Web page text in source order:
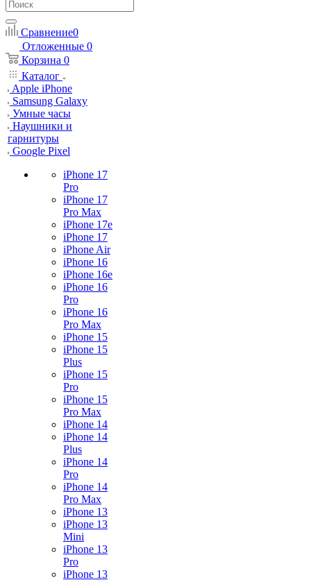
Сравнение0
Отложенные 0
Корзина 0
Каталог
Apple iPhone
Samsung Galaxy
Умные часы
Наушники и
гарнитуры
Google Pixel
iPhone 17
Pro
iPhone 17
Pro Max
iPhone 17e
iPhone 17
iPhone Air
iPhone 16
iPhone 16e
iPhone 16
Pro
iPhone 16
Pro Max
iPhone 15
iPhone 15
Plus
iPhone 15
Pro
iPhone 15
Pro Max
iPhone 14
iPhone 14
Plus
iPhone 14
Pro
iPhone 14
Pro Max
iPhone 13
iPhone 13
Mini
iPhone 13
Pro
iPhone 13